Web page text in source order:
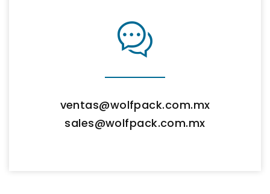
ventas@wolfpack.com.mx
sales@wolfpack.com.mx